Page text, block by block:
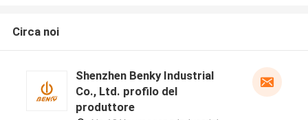
Circa noi
Shenzhen Benky Industrial
Co., Ltd. profilo del
produttore